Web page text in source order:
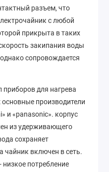
разъем, что
с любой
прикрыта в таких
закипания воды
сопровождается
для нагрева
производители
и «panasonic». корпус
из удерживающего
сохраняет
чайник включен в сеть.
потребление